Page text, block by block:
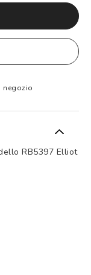
negozio
RB5397 Elliot